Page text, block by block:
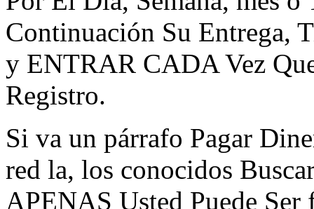
Continuación Su Entrega,
y ENTRAR CADA Vez
Registro.
Si va un párrafo Pagar
red la, los conocidos
APENAS Usted Puede